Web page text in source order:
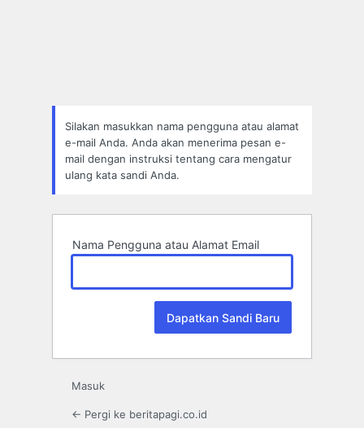
Silakan masukkan nama pengguna atau alamat
e-mail Anda. Anda akan menerima pesan e-
mail dengan instruksi tentang cara mengatur
ulang kata sandi Anda.
Nama Pengguna atau Alamat Email
Masuk
← Pergi ke beritapagi.co.id